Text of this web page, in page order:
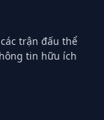
trận đấu thể
tin hữu ích